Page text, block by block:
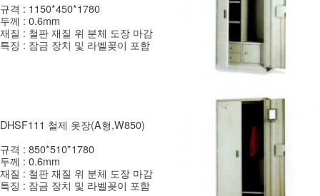
규격 : 1150*450*1780
두께 : 0.6mm
재질 : 철판 재질 위 분체 도장 마감
특징 : 잠금 장치 및 라벨꽂이 포함
DHSF111 철제 옷장(A형,W850)
규격 : 850*510*1780
두께 : 0.6mm
재질 : 철판 재질 위 분체 도장 마감
특징 : 잠금 장치 및 라벨꽂이 포함